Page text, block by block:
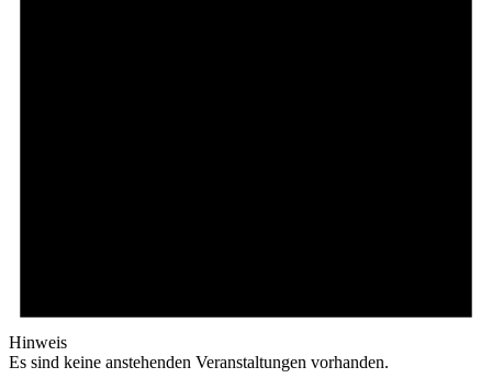
Hinweis
Es sind keine anstehenden Veranstaltungen vorhanden.